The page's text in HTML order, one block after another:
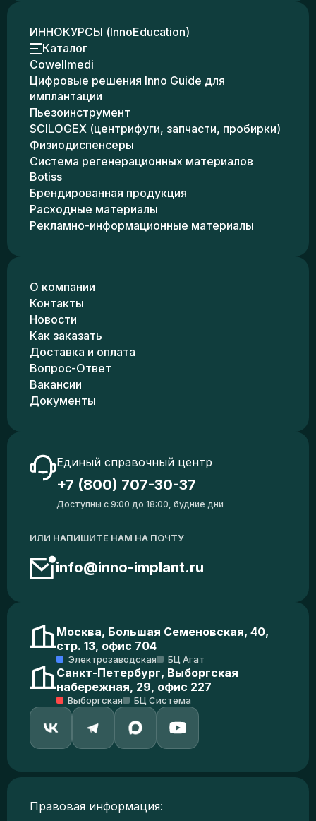
ИННОКУРСЫ (InnoEducation)
Каталог
Cowellmedi
Цифровые решения Inno Guide для
имплантации
Пьезоинструмент
SCILOGEX (центрифуги, запчасти, пробирки)
Физиодиспенсеры
Система регенерационных материалов
Botiss
Брендированная продукция
Расходные материалы
Рекламно-информационные материалы
О компании
Контакты
Новости
Как заказать
Доставка и оплата
Вопрос-Ответ
Вакансии
Документы
Единый справочный центр
+7 (800) 707-30-37
Доступны с 9:00 до 18:00, будние дни
ИЛИ НАПИШИТЕ НАМ НА ПОЧТУ
info@inno-implant.ru
Москва, Большая Семеновская, 40,
стр. 13, офис 704
Электрозаводская БЦ Агат
Санкт-Петербург, Выборгская
набережная, 29, офис 227
Выборгская БЦ Система
Правовая информация: